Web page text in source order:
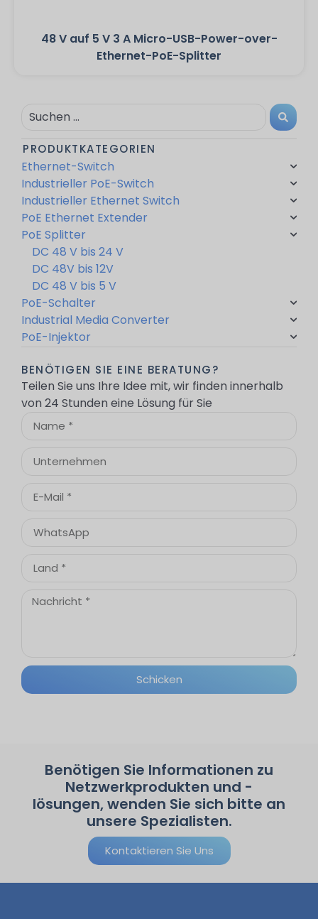
48 V auf 5 V 3 A Micro-USB-Power-over-
Ethernet-PoE-Splitter
PRODUKTKATEGORIEN
Ethernet-Switch
Industrieller PoE-Switch
Industrieller Ethernet Switch
PoE Ethernet Extender
PoE Splitter
DC 48 V bis 24 V
DC 48V bis 12V
DC 48 V bis 5 V
PoE-Schalter
Industrial Media Converter
PoE-Injektor
BENÖTIGEN SIE EINE BERATUNG?
Teilen Sie uns Ihre Idee mit, wir finden innerhalb
von 24 Stunden eine Lösung für Sie
Schicken
Benötigen Sie Informationen zu
Netzwerkprodukten und -
lösungen, wenden Sie sich bitte an
unsere Spezialisten.
Kontaktieren Sie Uns